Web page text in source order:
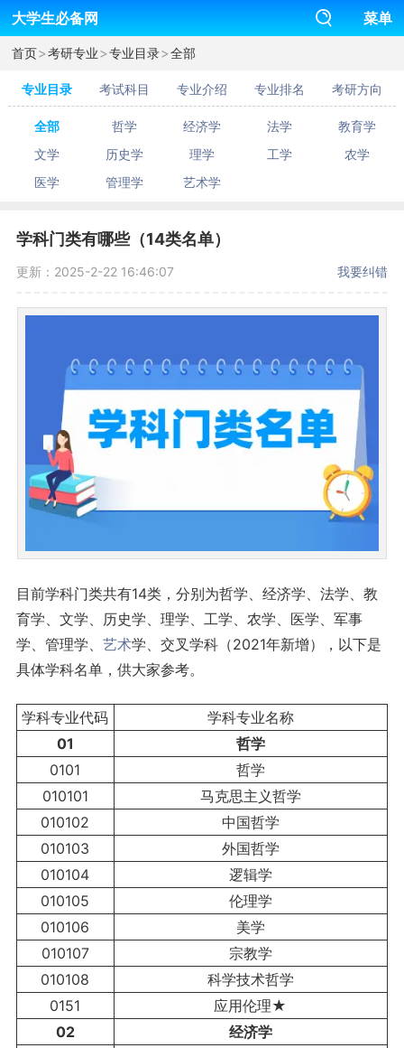
大学生必备网 菜单
首页>考研专业>专业目录>全部
专业目录 考试科目 专业介绍 专业排名 考研方向
全部 哲学 经济学 法学
教育学
文学
历史学 理学 工学
农学
医学
管理学 艺术学
学科门类有哪些（14类名单）
更新：2025-2-22 16:46:07 我要纠错
目前学科门类共有14类，分别为哲学、经济学、法学、教
育学、文学、历史学、理学、工学、农学、医学、军事
学、管理学、 艺术学、交叉学科（2021年新增），以下是
具体学科名单，供大家参考。
学科专业代码
学科专业名称
01
哲学
0101
哲学
010101
马克思主义哲学
010102
中国哲学
010103
外国哲学
010104
逻辑学
010105
伦理学
010106
美学
010107
宗教学
010108
科学技术哲学
0151
应用伦理★
02
经济学